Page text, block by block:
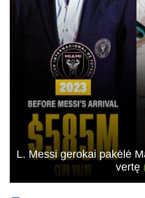
L. Messi gerokai pakėlė
vertę